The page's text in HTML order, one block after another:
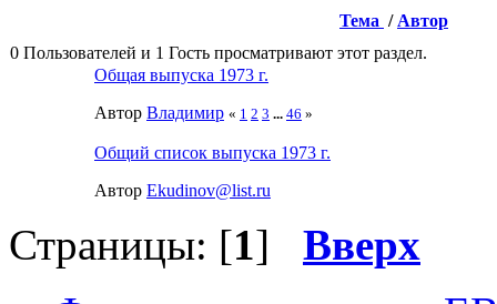
Тема / Автор
0 Пользователей и 1 Гость просматривают этот раздел.
Общая выпуска 1973 г.
Автор Влaдимир « 1 2 3 ... 46 »
Общий список выпуска 1973 г.
Автор Ekudinov@list.ru
Страницы: [1] Вверх